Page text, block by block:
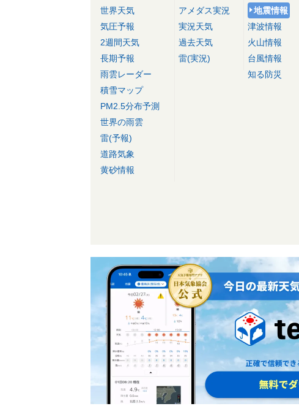
世界天気
気圧予報
2週間天気
長期予報
雨雲レーダー
積雪マップ
PM2.5分布予測
世界の雨雲
雷(予報)
道路気象
黄砂情報
アメダス実況
実況天気
過去天気
雷(実況)
地震情報
津波情報
火山情報
台風情報
知る防災